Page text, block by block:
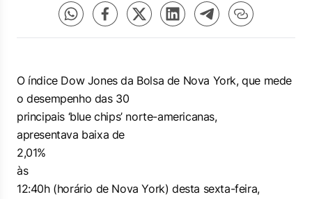
O índice Dow Jones da Bolsa de Nova York, que mede
o desempenho das 30
principais ‘blue chips’ norte-americanas,
apresentava baixa de
2,01%
às
12:40h (horário de Nova York) desta sexta-feira,